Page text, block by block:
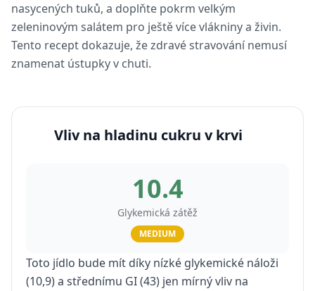
nasycených tuků, a doplňte pokrm velkým
zeleninovým salátem pro ještě více vlákniny a živin.
Tento recept dokazuje, že zdravé stravování nemusí
znamenat ústupky v chuti.
Vliv na hladinu cukru v krvi
10.4
Glykemická zátěž
MEDIUM
Toto jídlo bude mít díky nízké glykemické náloži
(10,9) a střednímu GI (43) jen mírný vliv na